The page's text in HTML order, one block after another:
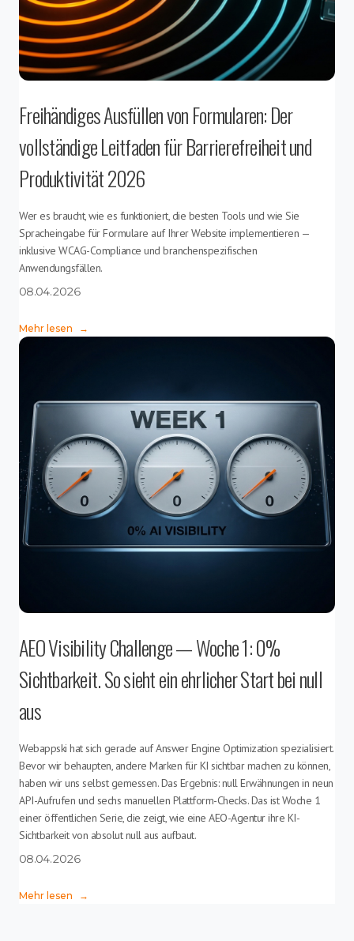
Freihändiges Ausfüllen von Formularen: Der
vollständige Leitfaden für Barrierefreiheit und
Produktivität 2026
Wer es braucht, wie es funktioniert, die besten Tools und wie Sie
Spracheingabe für Formulare auf Ihrer Website implementieren —
inklusive WCAG-Compliance und branchenspezifischen
Anwendungsfällen.
08.04.2026
Mehr lesen →
AEO Visibility Challenge — Woche 1: 0%
Sichtbarkeit. So sieht ein ehrlicher Start bei null
aus
Webappski hat sich gerade auf Answer Engine Optimization spezialisiert.
Bevor wir behaupten, andere Marken für KI sichtbar machen zu können,
haben wir uns selbst gemessen. Das Ergebnis: null Erwähnungen in neun
API-Aufrufen und sechs manuellen Plattform-Checks. Das ist Woche 1
einer öffentlichen Serie, die zeigt, wie eine AEO-Agentur ihre KI-
Sichtbarkeit von absolut null aus aufbaut.
08.04.2026
Mehr lesen →